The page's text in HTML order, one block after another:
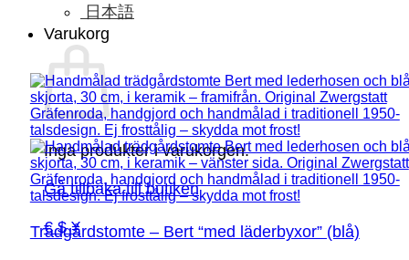
日本語
Varukorg
Inga produkter i varukorgen.
Gå tillbaka till butiken
€ $ ¥
Trädgårdstomte – Bert “med läderbyxor” (blå)